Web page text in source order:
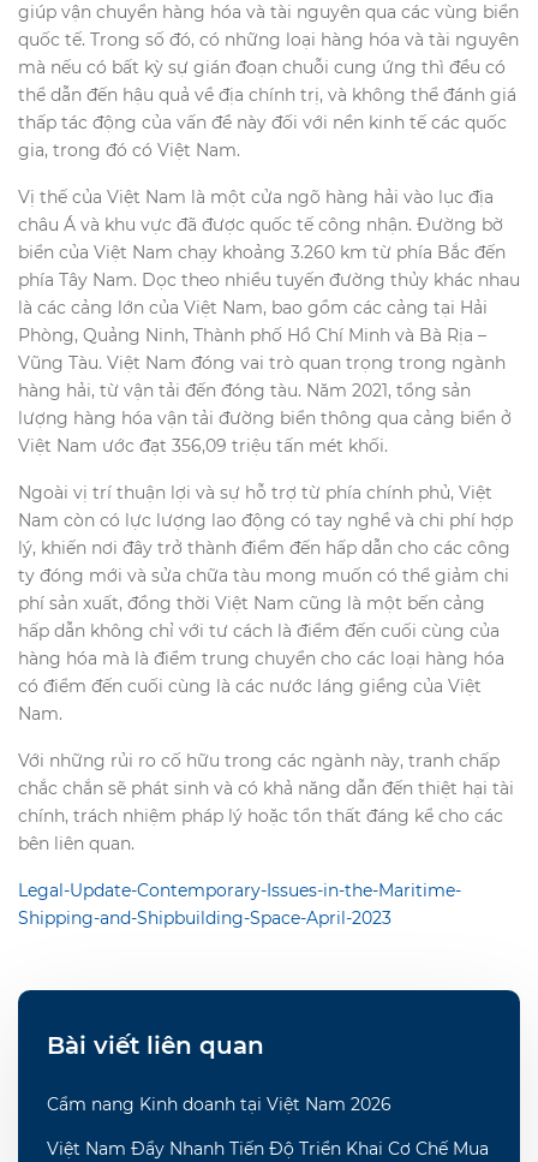
giúp vận chuyển hàng hóa và tài nguyên qua các vùng biển
quốc tế. Trong số đó, có những loại hàng hóa và tài nguyên
mà nếu có bất kỳ sự gián đoạn chuỗi cung ứng thì đều có
thể dẫn đến hậu quả về địa chính trị, và không thể đánh giá
thấp tác động của vấn đề này đối với nền kinh tế các quốc
gia, trong đó có Việt Nam.
Vị thế của Việt Nam là một cửa ngõ hàng hải vào lục địa
châu Á và khu vực đã được quốc tế công nhận. Đường bờ
biển của Việt Nam chạy khoảng 3.260 km từ phía Bắc đến
phía Tây Nam. Dọc theo nhiều tuyến đường thủy khác nhau
là các cảng lớn của Việt Nam, bao gồm các cảng tại Hải
Phòng, Quảng Ninh, Thành phố Hồ Chí Minh và Bà Rịa –
Vũng Tàu. Việt Nam đóng vai trò quan trọng trong ngành
hàng hải, từ vận tải đến đóng tàu. Năm 2021, tổng sản
lượng hàng hóa vận tải đường biển thông qua cảng biển ở
Việt Nam ước đạt 356,09 triệu tấn mét khối.
Ngoài vị trí thuận lợi và sự hỗ trợ từ phía chính phủ, Việt
Nam còn có lực lượng lao động có tay nghề và chi phí hợp
lý, khiến nơi đây trở thành điểm đến hấp dẫn cho các công
ty đóng mới và sửa chữa tàu mong muốn có thể giảm chi
phí sản xuất, đồng thời Việt Nam cũng là một bến cảng
hấp dẫn không chỉ với tư cách là điểm đến cuối cùng của
hàng hóa mà là điểm trung chuyển cho các loại hàng hóa
có điểm đến cuối cùng là các nước láng giềng của Việt
Nam.
Với những rủi ro cố hữu trong các ngành này, tranh chấp
chắc chắn sẽ phát sinh và có khả năng dẫn đến thiệt hại tài
chính, trách nhiệm pháp lý hoặc tổn thất đáng kể cho các
bên liên quan.
Legal-Update-Contemporary-Issues-in-the-Maritime-
Shipping-and-Shipbuilding-Space-April-2023
Bài viết liên quan
Cẩm nang Kinh doanh tại Việt Nam 2026
Việt Nam Đẩy Nhanh Tiến Độ Triển Khai Cơ Chế Mua